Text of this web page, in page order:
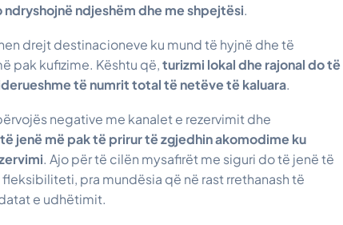
ndjeshëm dhe me shpejtësi.
drejt destinacioneve ku mund të hyjnë dhe të
pak kufizime. Kështu që,turizmi lokal dhe rajonal do të
të numrit total të netëve të kaluara.
negative me kanalet e rezervimit dhe
jenë më pak të prirur të zgjedhin akomodime ku
. Ajo për të cilën mysafirët me siguri do të jenë të
pra mundësia që në rast rrethanash të
e udhëtimit.